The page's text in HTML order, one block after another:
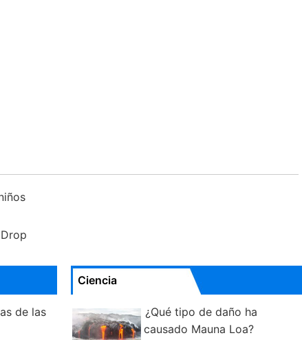
de las
Ciencia
¿Qué tipo de daño ha
causado Mauna Loa?